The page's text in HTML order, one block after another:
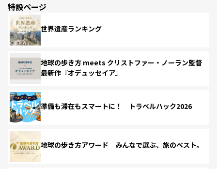
特設ページ
世界遺産ランキング
地球の歩き方 meets クリストファー・ノーラン監督
最新作『オデュッセイア』
準備も滞在もスマートに！ トラベルハック2026
地球の歩き方アワード みんなで選ぶ、旅のベスト。